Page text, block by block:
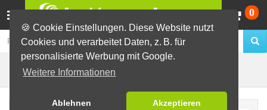
🍪 Cookie Einstellungen. Diese Website nutzt
Cookies und verarbeitet Daten, z. B. für
personalisierte Werbung mit Google.
Weitere Informationen
Ablehnen Akzeptieren
0
Fertig-Sortiment Geburtstage